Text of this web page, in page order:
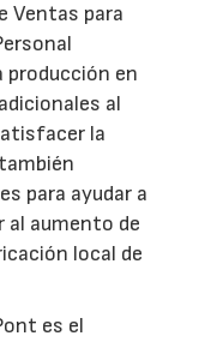
Ventas para
producción en
al
la
para ayudar a
al aumento de
local de
es el